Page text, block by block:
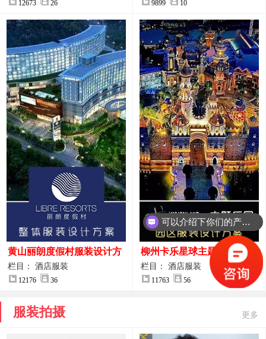
12673 26 9899 10
黄山丽朗度假村服装设计方
案
栏目： 酒店服装
12176 36
柳州卡乐星球主题乐园园区
服装设计方案
栏目： 酒店服装
11763 56
服装拍摄 更多
可以介绍下你们的产品么？